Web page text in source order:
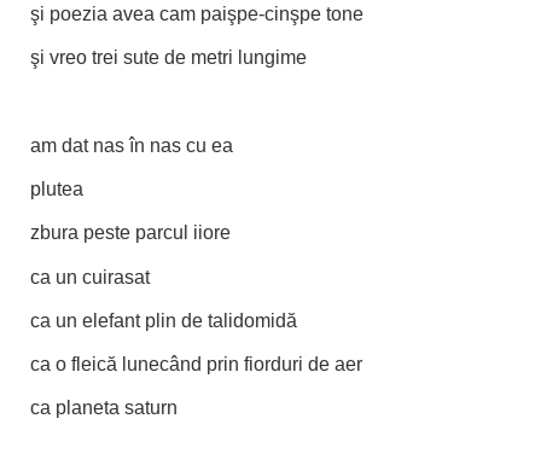
şi poezia avea cam paişpe-cinşpe tone
şi vreo trei sute de metri lungime
am dat nas în nas cu ea
plutea
zbura peste parcul iiore
ca un cuirasat
ca un elefant plin de talidomidă
ca o fleică lunecând prin fiorduri de aer
ca planeta saturn